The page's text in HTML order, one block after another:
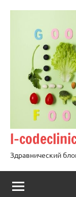
содержимому
l-
Здравнический